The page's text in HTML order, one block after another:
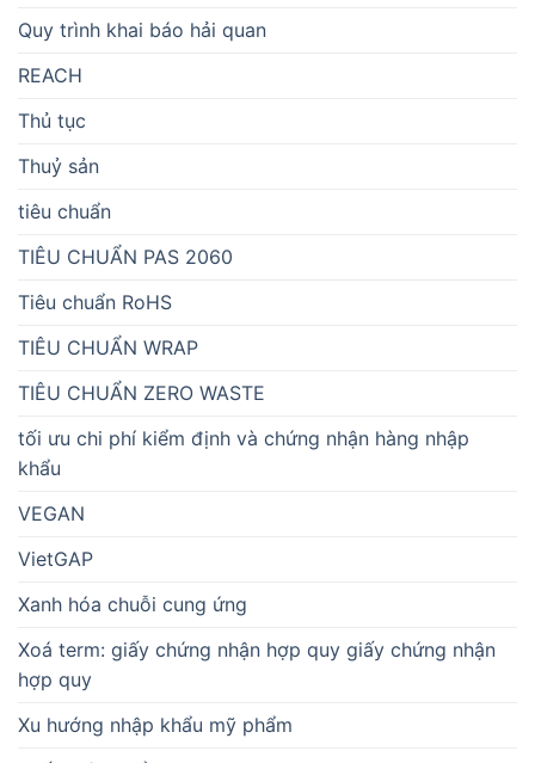
Quy trình khai báo hải quan
REACH
Thủ tục
Thuỷ sản
tiêu chuẩn
TIÊU CHUẨN PAS 2060
Tiêu chuẩn RoHS
TIÊU CHUẨN WRAP
TIÊU CHUẨN ZERO WASTE
tối ưu chi phí kiểm định và chứng nhận hàng nhập
khẩu
VEGAN
VietGAP
Xanh hóa chuỗi cung ứng
Xoá term: giấy chứng nhận hợp quy giấy chứng nhận
hợp quy
Xu hướng nhập khẩu mỹ phẩm